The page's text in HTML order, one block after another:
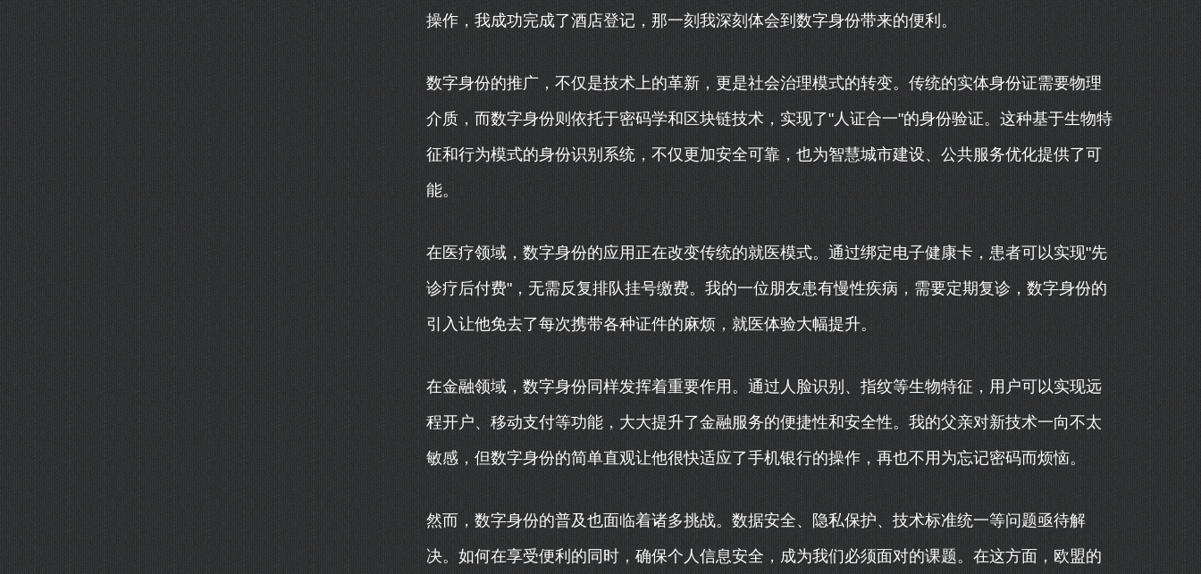
操作，我成功完成了酒店登记，那一刻我深刻体会到数字身份带来的便利。
数字身份的推广，不仅是技术上的革新，更是社会治理模式的转变。传统的实体身份证需要物理
介质，而数字身份则依托于密码学和区块链技术，实现了"人证合一"的身份验证。这种基于生物特
征和行为模式的身份识别系统，不仅更加安全可靠，也为智慧城市建设、公共服务优化提供了可
能。
在医疗领域，数字身份的应用正在改变传统的就医模式。通过绑定电子健康卡，患者可以实现"先
诊疗后付费"，无需反复排队挂号缴费。我的一位朋友患有慢性疾病，需要定期复诊，数字身份的
引入让他免去了每次携带各种证件的麻烦，就医体验大幅提升。
在金融领域，数字身份同样发挥着重要作用。通过人脸识别、指纹等生物特征，用户可以实现远
程开户、移动支付等功能，大大提升了金融服务的便捷性和安全性。我的父亲对新技术一向不太
敏感，但数字身份的简单直观让他很快适应了手机银行的操作，再也不用为忘记密码而烦恼。
然而，数字身份的普及也面临着诸多挑战。数据安全、隐私保护、技术标准统一等问题亟待解
决。如何在享受便利的同时，确保个人信息安全，成为我们必须面对的课题。在这方面，欧盟的